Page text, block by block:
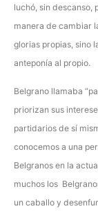
luchó, sin descanso,
manera de cambiar
glorias propias, sino
anteponía al propio.
Belgrano llamaba
priorizan sus
partidarios de sí
conocemos a una
Belgranos en la
muchos los
un caballo y